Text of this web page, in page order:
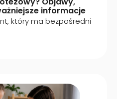
informacje
który ma bezpośredni